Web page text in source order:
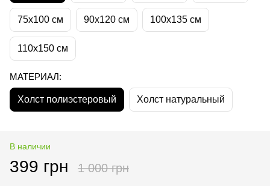
75х100 см 90х120 см 100х135 см
110х150 см
МАТЕРИАЛ:
Холст полиэстеровый Холст натуральный
В наличии
399 грн 1 000 грн